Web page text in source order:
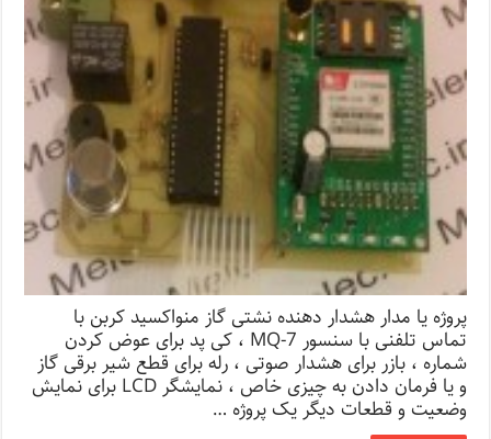
پروژه یا مدار هشدار دهنده نشتی گاز منواکسید کربن با
تماس تلفنی با سنسور MQ-7 ، کی پد برای عوض کردن
شماره ، بازر برای هشدار صوتی ، رله برای قطع شیر برقی گاز
و یا فرمان دادن به چیزی خاص ، نمایشگر LCD برای نمایش
وضعیت و قطعات دیگر یک پروژه …